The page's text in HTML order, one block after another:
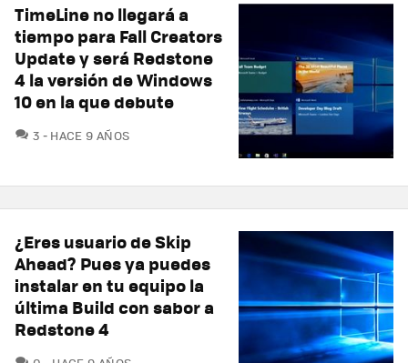
TimeLine no llegará a
tiempo para Fall Creators
Update y será Redstone
4 la versión de Windows
10 en la que debute
3 COMENTARIOS
HACE 9 AÑOS
¿Eres usuario de Skip
Ahead? Pues ya puedes
instalar en tu equipo la
última Build con sabor a
Redstone 4